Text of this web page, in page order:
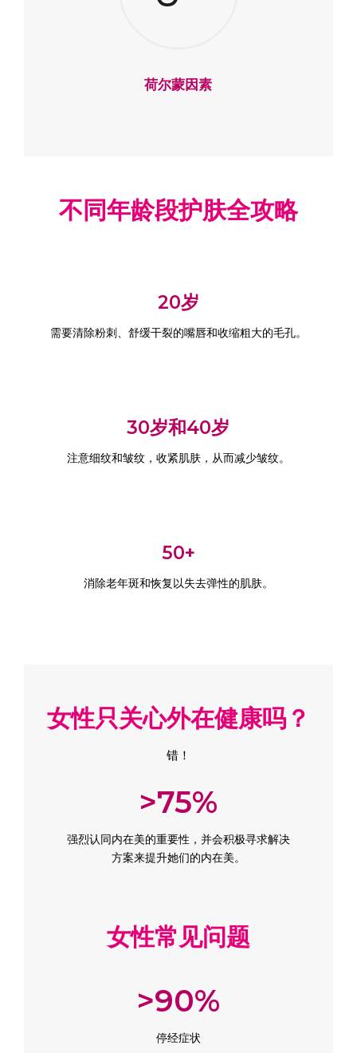
荷尔蒙因素
不同年龄段护肤全攻略
20岁
需要清除粉刺、舒缓干裂的嘴唇和收缩粗大的毛孔。
30岁和40岁
注意细纹和皱纹，收紧肌肤，从而减少皱纹。
50+
消除老年斑和恢复以失去弹性的肌肤。
女性只关心外在健康吗？
错！
>75%
强烈认同内在美的重要性，并会积极寻求解决
方案来提升她们的内在美。
女性常见问题
>90%
停经症状